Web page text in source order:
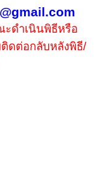
ดำเนินพิธีหรือ
ติดต่อกลับหลังพิธี/